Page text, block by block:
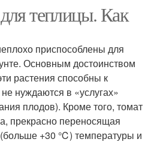
теплицы. Как
приспособлены для
Основным достоинством
растения способны к
нуждаются в «услугах»
плодов). Кроме того, томат
прекрасно переносящая
+30 ℃) температуры и